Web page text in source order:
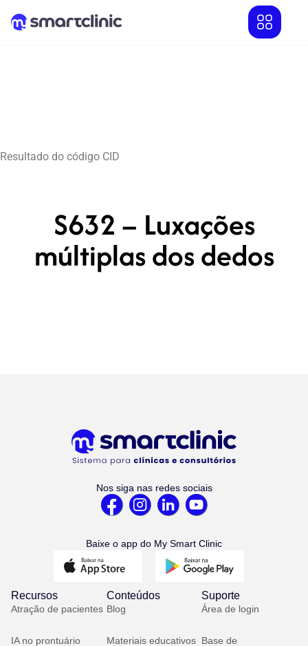
Resultado do código CID
S632 – Luxações
múltiplas dos dedos
Nos siga nas redes sociais
Baixe o app do My Smart Clinic
Recursos
Atração de pacientes
IA no prontuário
Conteúdos
Blog
Materiais educativos
Suporte
Área de login
Base de